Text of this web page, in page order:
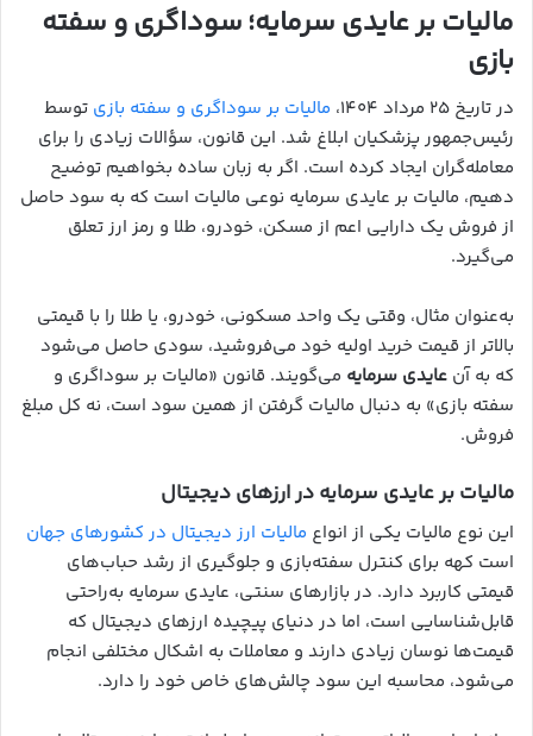
مالیات بر عایدی سرمایه؛ سوداگری و سفته
بازی
در تاریخ ۲۵ مرداد ۱۴۰۴، مالیات بر سوداگری و سفته بازی توسط
رئیس‌جمهور پزشکیان ابلاغ شد. این قانون، سؤالات زیادی را برای
معامله‌گران ایجاد کرده است. اگر به زبان ساده بخواهیم توضیح
دهیم، مالیات بر عایدی سرمایه نوعی مالیات است که به سود حاصل
از فروش یک دارایی اعم از مسکن، خودرو، طلا و رمز ارز تعلق
می‌گیرد.
به‌عنوان مثال، وقتی یک واحد مسکونی، خودرو، یا طلا را با قیمتی
بالاتر از قیمت خرید اولیه خود می‌فروشید، سودی حاصل می‌شود
که به آن عایدی سرمایه می‌گویند. قانون «مالیات بر سوداگری و
سفته بازی» به دنبال مالیات گرفتن از همین سود است، نه کل مبلغ
فروش.
مالیات بر عایدی سرمایه در ارزهای دیجیتال
این نوع مالیات یکی از انواع مالیات ارز دیجیتال در کشورهای جهان
است کهه برای کنترل سفته‌بازی و جلوگیری از رشد حباب‌های
قیمتی کاربرد دارد. در بازارهای سنتی، عایدی سرمایه به‌راحتی
قابل‌شناسایی است، اما در دنیای پیچیده ارزهای دیجیتال که
قیمت‌ها نوسان زیادی دارند و معاملات به اشکال مختلفی انجام
می‌شود، محاسبه این سود چالش‌های خاص خود را دارد.